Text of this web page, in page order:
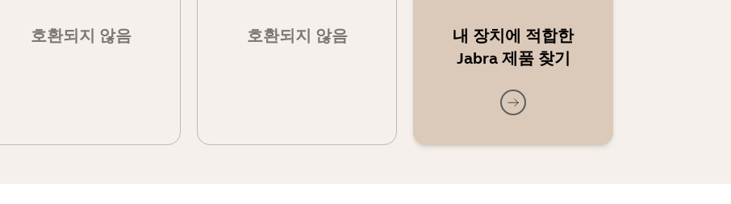
호환되지 않음 호환되지 않음
내 장치에 적합한
Jabra 제품 찾기